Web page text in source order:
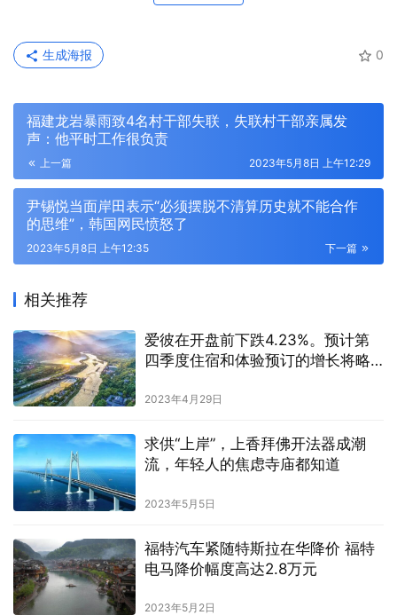
0
生成海报
福建龙岩暴雨致4名村干部失联，失联村干部亲属发
声：他平时工作很负责
上一篇 2023年5月8日 上午12:29
尹锡悦当面岸田表示“必须摆脱不清算历史就不能合作
的思维”，韩国网民愤怒了
下一篇
2023年5月8日 上午12:35
相关推荐
爱彼在开盘前下跌4.23%。预计第
四季度住宿和体验预订的增长将略
2023年4月29日
求供“上岸”，上香拜佛开法器成潮
流，年轻人的焦虑寺庙都知道
2023年5月5日
福特汽车紧随特斯拉在华降价 福特
电马降价幅度高达2.8万元
2023年5月2日